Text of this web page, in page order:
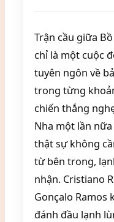
Trận cầu giữa
chỉ là một cuộc
tuyên ngôn về
trong từng
chiến thắng
Nha một lần
thật sự không
từ bên trong,
nhận. Cristiano
Gonçalo Ramos
đánh đầu lạnh